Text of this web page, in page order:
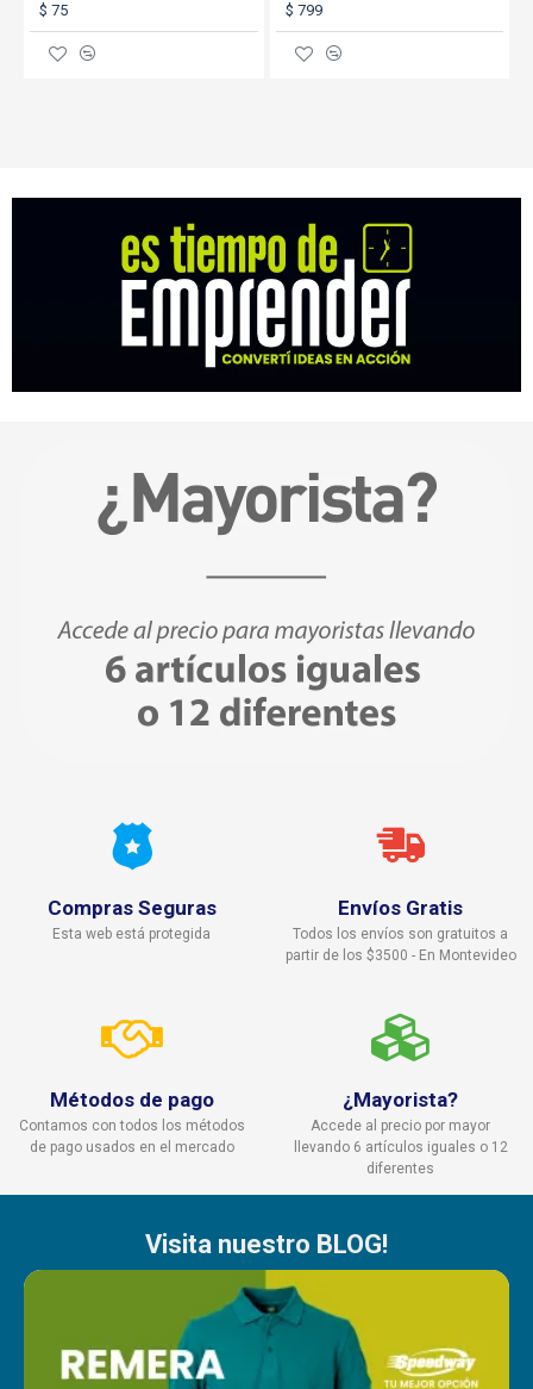
$ 75 $ 799
Compras Seguras
Esta web está protegida
Envíos Gratis
Todos los envíos son gratuitos a
partir de los $3500 - En Montevideo
Métodos de pago
Contamos con todos los métodos
de pago usados en el mercado
¿Mayorista?
Accede al precio por mayor
llevando 6 artículos iguales o 12
diferentes
Visita nuestro BLOG!